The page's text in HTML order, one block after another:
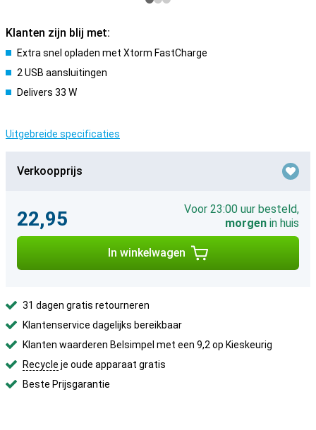
Klanten zijn blij met:
Extra snel opladen met Xtorm FastCharge
2 USB aansluitingen
Delivers 33 W
Uitgebreide specificaties
Verkoopprijs
22,95
Voor 23:00 uur besteld,
morgen in huis
In winkelwagen
31 dagen gratis retourneren
Klantenservice dagelijks bereikbaar
Klanten waarderen Belsimpel met een 9,2 op Kieskeurig
Recycle je oude apparaat gratis
Beste Prijsgarantie